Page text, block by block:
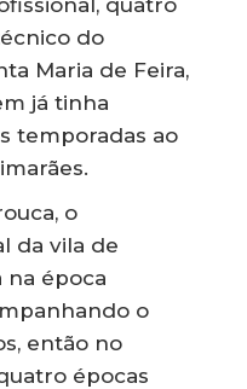
quatro
do
Maria de Feira,
já tinha
temporadas ao
o
da vila de
na época
o
então no
épocas